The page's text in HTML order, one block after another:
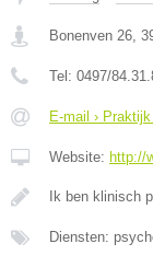
Bonenven 26,
Tel: 0497/
E-mail ›
Website: http://
Ik ben klinisch
Diensten: